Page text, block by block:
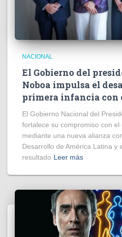
NACIONAL
El Gobierno del
Noboa impulsa el
primera infancia con
El Gobierno Nacional del
fortalece su compromiso con
mediante una nueva alianza
Desarrollo de América Latina y
resultado Leer más